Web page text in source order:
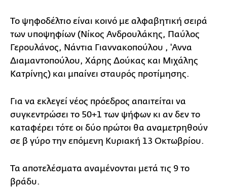
Το ψηφοδέλτιο είναι κοινό με αλφαβητική σειρά
των υποψηφίων (Νίκος Ανδρουλάκης, Παύλος
Γερουλάνος, Νάντια Γιαννακοπούλου , 'Αννα
Διαμαντοπούλου, Χάρης Δούκας και Μιχάλης
Κατρίνης) και μπαίνει σταυρός προτίμησης.
Για να εκλεγεί νέος πρόεδρος απαιτείται να
συγκεντρώσει το 50+1 των ψήφων κι αν δεν το
καταφέρει τότε οι δύο πρώτοι θα αναμετρηθούν
σε β γύρο την επόμενη Κυριακή 13 Οκτωβρίου.
Τα αποτελέσματα αναμένονται μετά τις 9 το
βράδυ.